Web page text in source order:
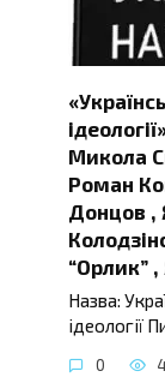
Микола
Роман
Донцов ,
“Орлик”
Назва:
ідеології
0